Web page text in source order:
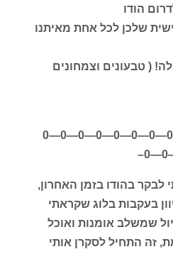
הודו
שלכן לכל אחת מאיתנו
( טבעונים וצמחונים
–0—0—0—0—0—0—0—0—0—0—0—0—0—0
בהודו בזמן האחרון,
בעקבות בלוג שקראתי
שמשלב אומנות ואוכל
זה התחיל לסקרן אותי